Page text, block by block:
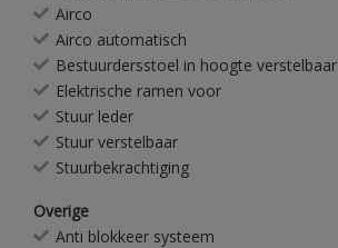
Airco
Airco automatisch
Bestuurdersstoel in hoogte verstelbaar
Elektrische ramen voor
Stuur leder
Stuur verstelbaar
Stuurbekrachtiging
Overige
Anti blokkeer systeem